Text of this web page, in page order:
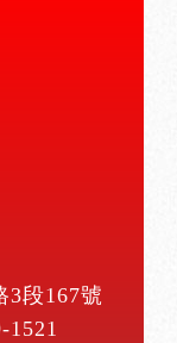
3段167號
1521